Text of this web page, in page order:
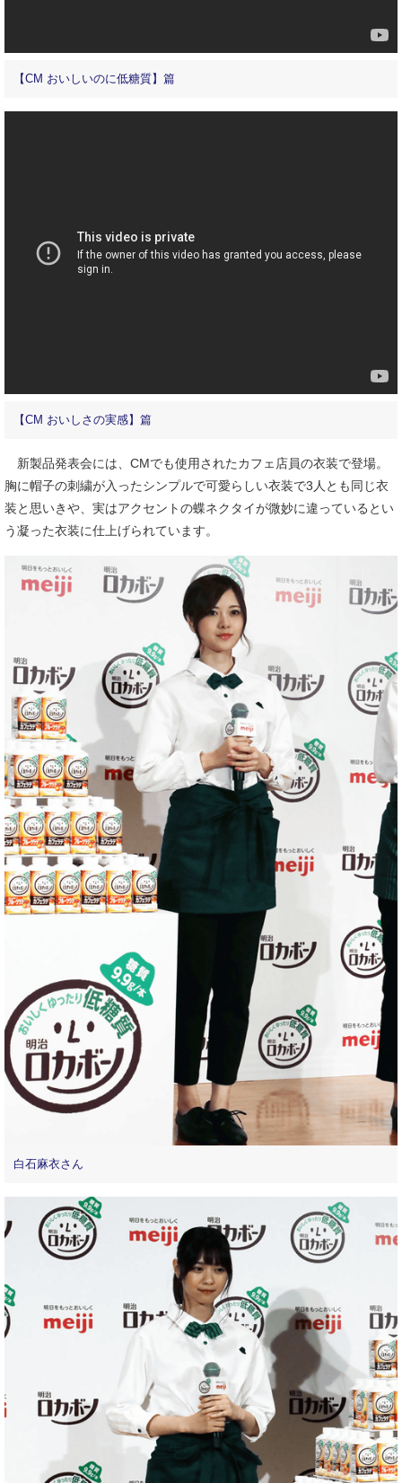
【CM おいしいのに低糖質】篇
【CM おいしさの実感】篇
新製品発表会には、CMでも使用されたカフェ店員の衣装で登場。
胸に帽子の刺繍が入ったシンプルで可愛らしい衣装で3人とも同じ衣
装と思いきや、実はアクセントの蝶ネクタイが微妙に違っているとい
う凝った衣装に仕上げられています。
白石麻衣さん